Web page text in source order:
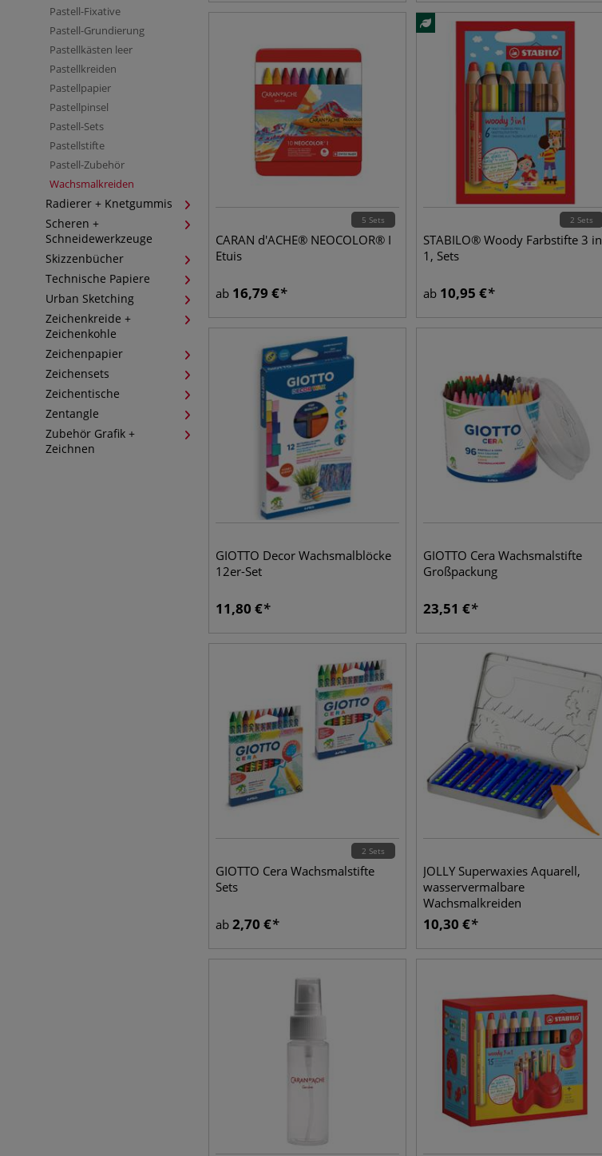
Pastell-Fixative
Pastell-Grundierung
Pastellkästen leer
Pastellkreiden
Pastellpapier
Pastellpinsel
Pastell-Sets
Pastellstifte
Pastell-Zubehör
Wachsmalkreiden
Radierer + Knetgummis
Scheren +
Schneidewerkzeuge
Skizzenbücher
Technische Papiere
Urban Sketching
Zeichenkreide +
Zeichenkohle
Zeichenpapier
Zeichensets
Zeichentische
Zentangle
Zubehör Grafik +
Zeichnen
5 Sets
CARAN d'ACHE® NEOCOLOR® I
Etuis
ab 16,79 €
2 Sets
STABILO® Woody Farbstifte 3 in
1, Sets
ab 10,95 €
GIOTTO Decor Wachsmalblöcke
12er-Set
11,80 €
GIOTTO Cera Wachsmalstifte
Großpackung
23,51 €
2 Sets
GIOTTO Cera Wachsmalstifte
Sets
ab 2,70 €
JOLLY Superwaxies Aquarell,
wasservermalbare
Wachsmalkreiden
10,30 €